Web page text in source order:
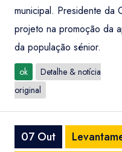
municipal. Presidente da
projeto na promoção da
da população sénior.
ok
Detalhe & notícia
original
07 Out